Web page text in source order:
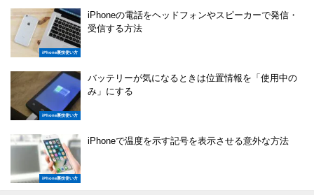
iPhone裏技使い方
iPhoneの電話をヘッドフォンやスピーカーで発信・
受信する方法
iPhone裏技使い方
バッテリーが気になるときは位置情報を「使用中の
み」にする
iPhone裏技使い方
iPhoneで温度を示す記号を表示させる意外な方法